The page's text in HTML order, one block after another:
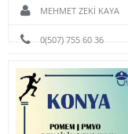
MEHMET ZEKİ KAYA
0(507) 755 60 36